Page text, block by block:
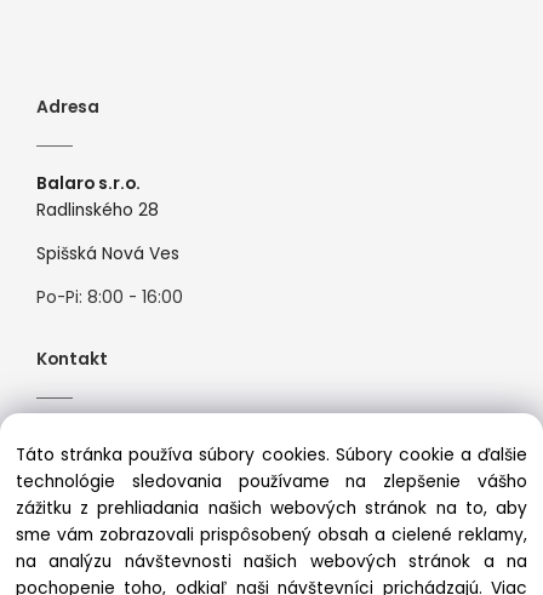
Adresa
Balaro s.r.o.
Radlinského 28
Spišská Nová Ves
Po-Pi: 8:00 - 16:00
Kontakt
Mail:info@premiosport.sk
Táto stránka používa súbory cookies. Súbory cookie a ďalšie
technológie sledovania používame na zlepšenie vášho
zážitku z prehliadania našich webových stránok na to, aby
sme vám zobrazovali prispôsobený obsah a cielené reklamy,
na analýzu návštevnosti našich webových stránok a na
pochopenie toho, odkiaľ naši návštevníci prichádzajú.Viac